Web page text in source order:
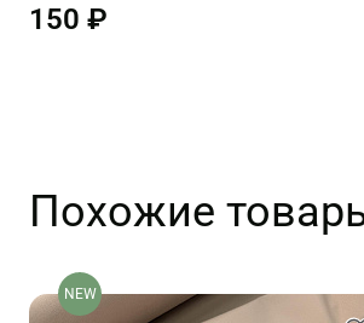
150 ₽
Похожие
NEW